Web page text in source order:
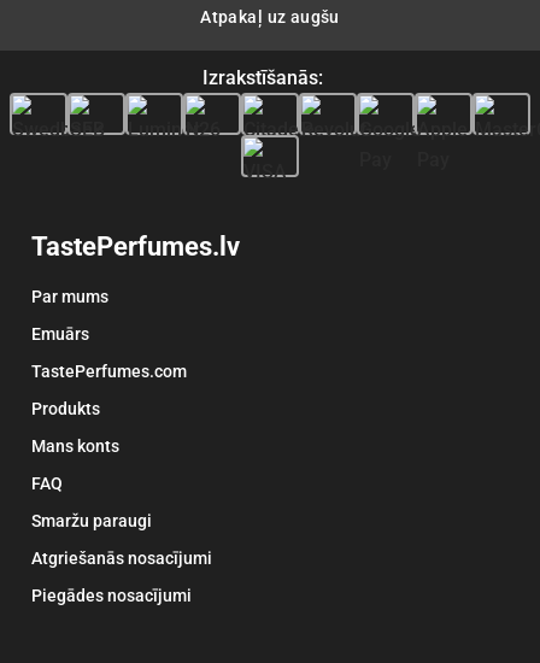
Atpakaļ uz augšu
Izrakstīšanās:
TastePerfumes.lv
Par mums
Emuārs
TastePerfumes.com
Produkts
Mans konts
FAQ
Smaržu paraugi
Atgriešanās nosacījumi
Piegādes nosacījumi